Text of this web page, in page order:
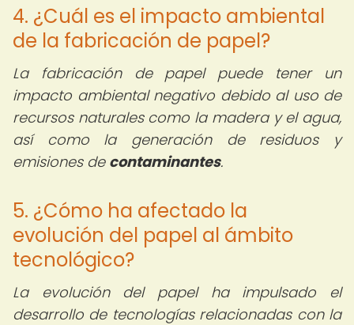
4. ¿Cuál es el impacto ambiental
de la fabricación de papel?
La fabricación de papel puede tener un
impacto ambiental negativo debido al uso de
recursos naturales como la madera y el agua,
así como la generación de residuos y
emisiones de contaminantes.
5. ¿Cómo ha afectado la
evolución del papel al ámbito
tecnológico?
La evolución del papel ha impulsado el
desarrollo de tecnologías relacionadas con la